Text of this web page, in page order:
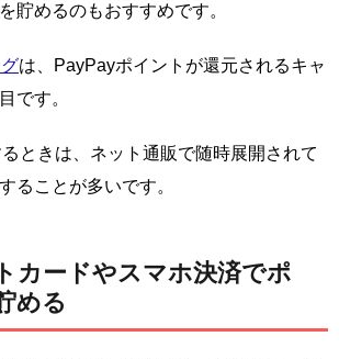
貯めるのもおすすめです。
は、PayPayポイントが還元されるキャ
です。
ときは、ネット通販で随時展開されて
ることが多いです。
カードやスマホ決済でポ
める